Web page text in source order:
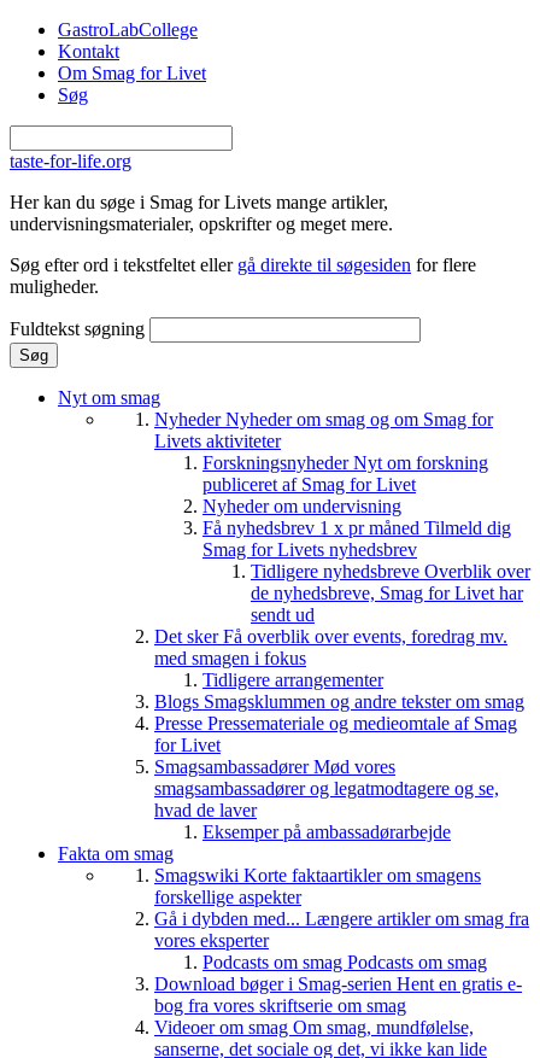
Gå til hovedindhold
GastroLabCollege
Kontakt
Om Smag for Livet
Søg
taste-for-life.org
Her kan du søge i Smag for Livets mange artikler,
undervisningsmaterialer, opskrifter og meget mere.
Søg efter ord i tekstfeltet eller gå direkte til søgesiden for flere
muligheder.
Fuldtekst søgning
Nyt om smag
NyhederNyheder om smag og om Smag for
Livets aktiviteter
ForskningsnyhederNyt om forskning
publiceret af Smag for Livet
Nyheder om undervisning
Få nyhedsbrev 1 x pr måned Tilmeld dig
Smag for Livets nyhedsbrev
Tidligere nyhedsbreve Overblik over
de nyhedsbreve, Smag for Livet har
sendt ud
Det skerFå overblik over events, foredrag mv.
med smagen i fokus
Tidligere arrangementer
Blogs Smagsklummen og andre tekster om smag
Presse Pressemateriale og medieomtale af Smag
for Livet
SmagsambassadørerMød vores
smagsambassadører og legatmodtagere og se,
hvad de laver
Eksemper på ambassadørarbejde
Fakta om smag
Smagswiki Korte faktaartikler om smagens
forskellige aspekter
Gå i dybden med... Længere artikler om smag fra
vores eksperter
Podcasts om smag Podcasts om smag
Download bøger i Smag-serien Hent en gratis e-
bog fra vores skriftserie om smag
Videoer om smag Om smag, mundfølelse,
sanserne, det sociale og det, vi ikke kan lide